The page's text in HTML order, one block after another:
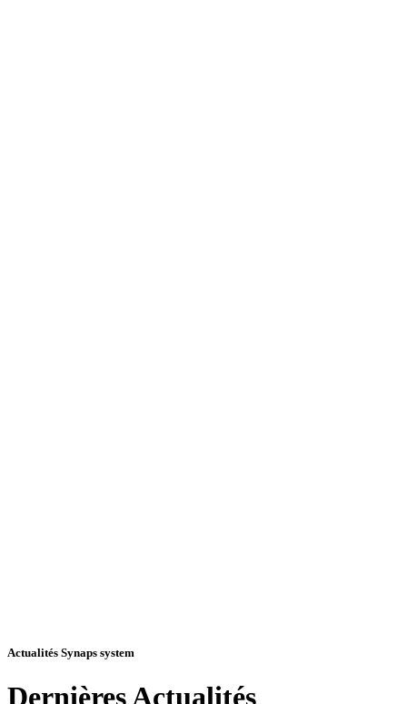
Actualités Synaps system
DernièresActualités